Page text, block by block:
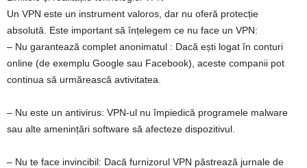
Un VPN este un instrument valoros, dar nu oferă protecție
absolută. Este important să înțelegem ce nu face un VPN:
– Nu garantează complet anonimatul : Dacă ești logat în conturi
online (de exemplu Google sau Facebook), aceste companii pot
continua să urmărească avtivitatea.
– Nu este un antivirus: VPN‑ul nu împiedică programele malware
sau alte amenințări software să afecteze dispozitivul.
– Nu te face invincibil: Dacă furnizorul VPN păstrează jurnale de